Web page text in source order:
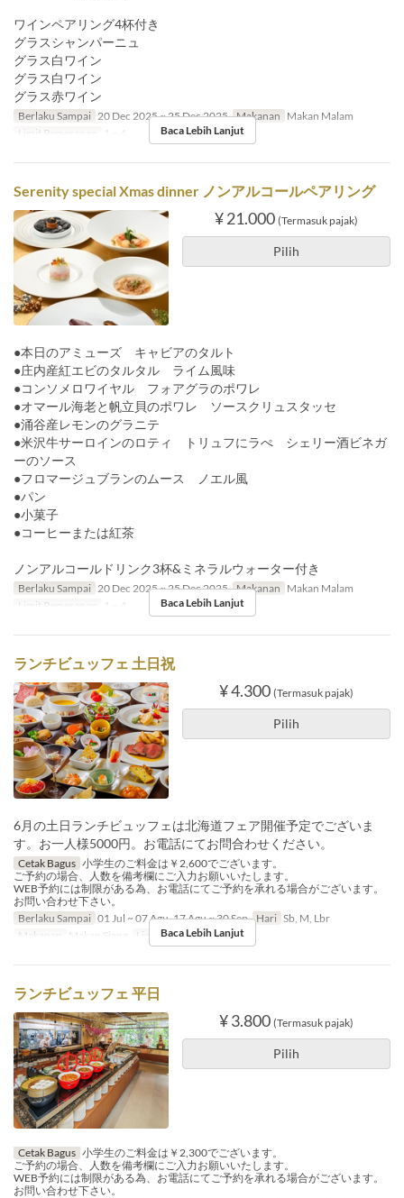
ワインペアリング4杯付き
グラスシャンパーニュ
グラス白ワイン
グラス白ワイン
グラス赤ワイン
Berlaku Sampai 20 Dec 2025 ~ 25 Dec 2025 Makanan Makan Malam
Limit Pemesanan
1 ~ 4 Baca Lebih Lanjut
Serenity special Xmas dinner ノンアルコールペアリング
¥ 21.000 (Termasuk pajak)
Pilih
●本日のアミューズ キャビアのタルト
●庄内産紅エビのタルタル ライム風味
●コンソメロワイヤル フォアグラのポワレ
●オマール海老と帆立貝のポワレ ソースクリュスタッセ
●涌谷産レモンのグラニテ
●米沢牛サーロインのロティ トリュフにラぺ シェリー酒ビネガ
ーのソース
●フロマージュブランのムース ノエル風
●パン
●小菓子
●コーヒーまたは紅茶
ノンアルコールドリンク3杯&ミネラルウォーター付き
Berlaku Sampai 20 Dec 2025 ~ 25 Dec 2025 Makanan Makan Malam
Limit Pemesanan
1 ~ 4 Baca Lebih Lanjut
ランチビュッフェ 土日祝
¥ 4.300 (Termasuk pajak)
Pilih
6月の土日ランチビュッフェは北海道フェア開催予定でございま
す。お一人様5000円。お電話にてお問合わせください。
Cetak Bagus 小学生のご料金は￥2,600でございます。
ご予約の場合、人数を備考欄にご入力お願いいたします。
WEB予約には制限がある為、お電話にてご予約を承れる場合がございます。
お問い合わせ下さい。
Berlaku Sampai 01 Jul ~ 07 Agu, 17 Agu ~ 30 Sep Hari Sb, M, Lbr
Makanan
Makan Siang Limit Pemesanan 1 ~ 6
Baca Lebih Lanjut
ランチビュッフェ 平日
¥ 3.800 (Termasuk pajak)
Pilih
Cetak Bagus 小学生のご料金は￥2,300でございます。
ご予約の場合、人数を備考欄にご入力お願いいたします。
WEB予約には制限がある為、お電話にてご予約を承れる場合がございます。
お問い合わせ下さい。